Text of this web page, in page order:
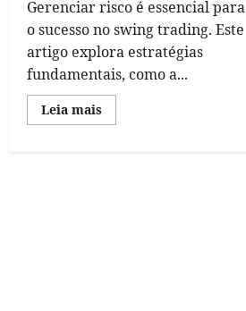
Gerenciar risco é essencial para
o sucesso no swing trading. Este
artigo explora estratégias
fundamentais, como a...
Leia maisRead
more